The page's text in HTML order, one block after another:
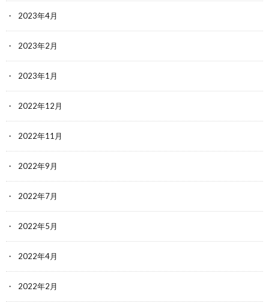
2023年4月
2023年2月
2023年1月
2022年12月
2022年11月
2022年9月
2022年7月
2022年5月
2022年4月
2022年2月